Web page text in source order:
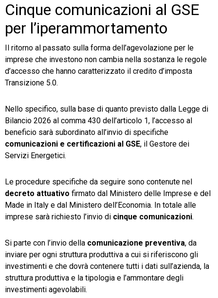
Cinque comunicazioni al GSE
per l’iperammortamento
Il ritorno al passato sulla forma dell’agevolazione per le
imprese che investono non cambia nella sostanza le regole
d’accesso che hanno caratterizzato il credito d’imposta
Transizione 5.0.
Nello specifico, sulla base di quanto previsto dalla Legge di
Bilancio 2026 al comma 430 dell’articolo 1, l’accesso al
beneficio sarà subordinato all’invio di specifiche
comunicazioni e certificazioni al GSE, il Gestore dei
Servizi Energetici.
Le procedure specifiche da seguire sono contenute nel
decreto attuativo firmato dal Ministero delle Imprese e del
Made in Italy e dal Ministero dell’Economia. In totale alle
imprese sarà richiesto l’invio di cinque comunicazioni.
Si parte con l’invio della comunicazione preventiva, da
inviare per ogni struttura produttiva a cui si riferiscono gli
investimenti e che dovrà contenere tutti i dati sull’azienda, la
struttura produttiva e la tipologia e l’ammontare degli
investimenti agevolabili.